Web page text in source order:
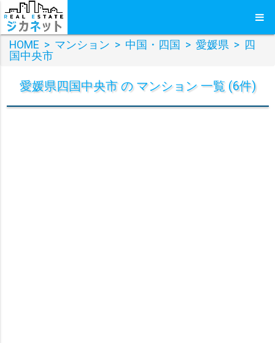
HOME > マンション > 中国・四国 > 愛媛県 > 四
国中央市
愛媛県四国中央市 の マンション 一覧 (6件)